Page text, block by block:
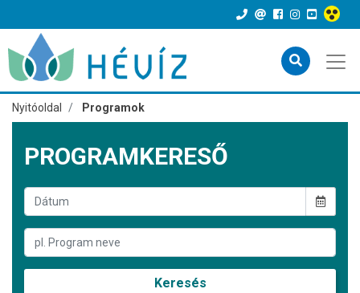
Nyitóoldal Programok
PROGRAMKERESŐ
Keresés